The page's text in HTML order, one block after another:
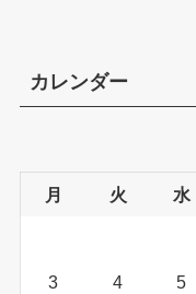
カレンダー
月 火 水
3 4 5